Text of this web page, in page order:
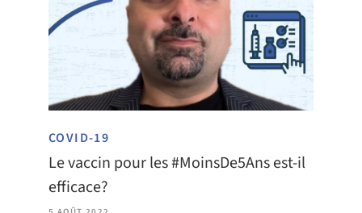
COVID-19
Le vaccin pour les #MoinsDe5Ans est-il
efficace?